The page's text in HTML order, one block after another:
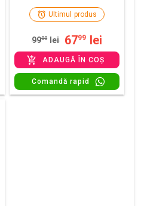
Ultimul produs
9900 lei 6799 lei
ADAUGĂ ÎN COȘ
Comandă rapid